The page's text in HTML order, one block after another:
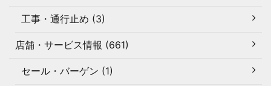
工事・通行止め (3)
店舗・サービス情報 (661)
セール・バーゲン (1)